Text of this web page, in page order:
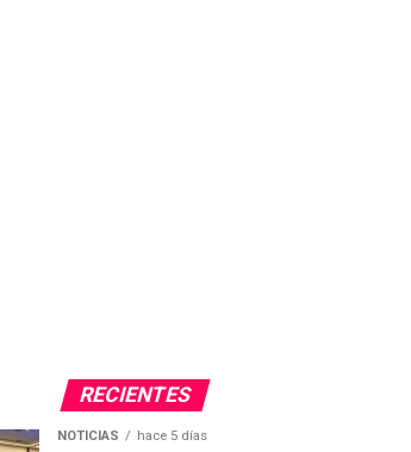
RECIENTES
NOTICIAS hace 5 días